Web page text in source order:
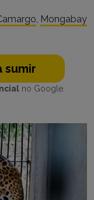
, Mongabay
sumir
no Google.